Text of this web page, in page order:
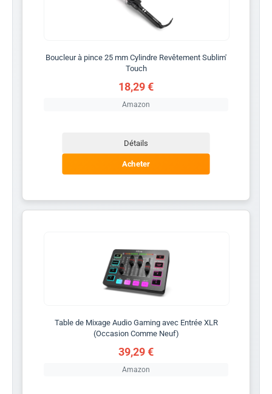
Boucleur à pince 25 mm Cylindre Revêtement Sublim'
Touch
18,29 €
Amazon
Détails
Acheter
Table de Mixage Audio Gaming avec Entrée XLR
(Occasion Comme Neuf)
39,29 €
Amazon